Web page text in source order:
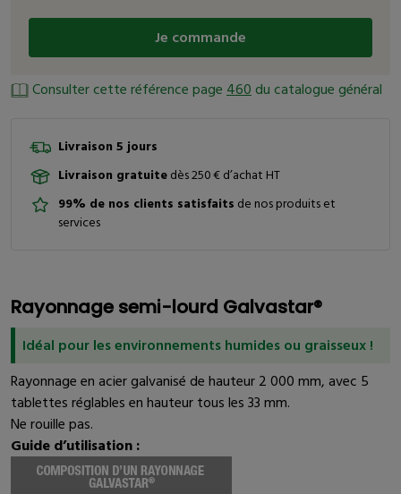
Rayonnage semi-lourd Galvastar®
Idéal pour les environnements humides ou graisseux !
Rayonnage en acier galvanisé de hauteur 2 000 mm, avec 5
tablettes réglables en hauteur tous les 33 mm.
Ne rouille pas.
Guide d’utilisation :
Je commande
Consulter cette référence page460du catalogue général
Livraison 5 jours
Livraison gratuitedès 250 € d’achat HT
99% de nos clients satisfaits de nos produits et
services